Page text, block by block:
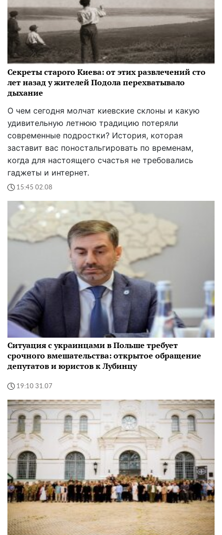
Секреты старого Киева: от этих развлечений сто
лет назад у жителей Подола перехватывало
дыхание
О чем сегодня молчат киевские склоны и какую
удивительную летнюю традицию потеряли
современные подростки? История, которая
заставит вас поностальгировать по временам,
когда для настоящего счастья не требовались
гаджеты и интернет.
15:45 02.08
Ситуация с украинцами в Польше требует
срочного вмешательства: открытое обращение
депутатов и юристов к Лубинцу
19:10 31.07